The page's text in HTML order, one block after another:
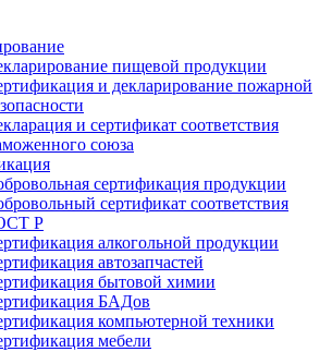
пищевой продукции
и декларирование пожарной
и сертификат соответствия
союза
сертификация продукции
сертификат соответствия
Р
алкогольной продукции
автозапчастей
бытовой химии
БАДов
компьютерной техники
мебели